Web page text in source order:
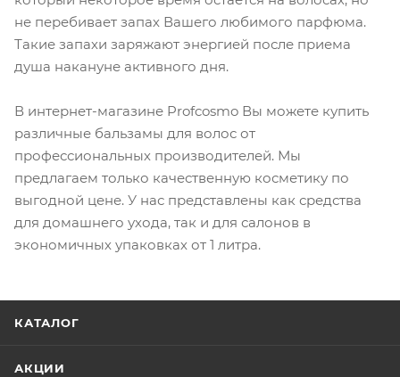
не перебивает запах Вашего любимого парфюма.
Такие запахи заряжают энергией после приема
душа накануне активного дня.
В интернет-магазине Profcosmo Вы можете купить
различные бальзамы для волос от
профессиональных производителей. Мы
предлагаем только качественную косметику по
выгодной цене. У нас представлены как средства
для домашнего ухода, так и для салонов в
экономичных упаковках от 1 литра.
КАТАЛОГ
АКЦИИ